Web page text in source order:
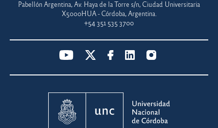
Pabellón Argentina, Av. Haya de la Torre s/n, Ciudad Universitaria
X5000HUA - Córdoba, Argentina.
+54 351 535 3700